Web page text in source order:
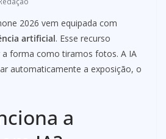
2026 vem equipada com
artificial. Esse recurso
forma como tiramos fotos. A IA
automaticamente a exposição, o
a